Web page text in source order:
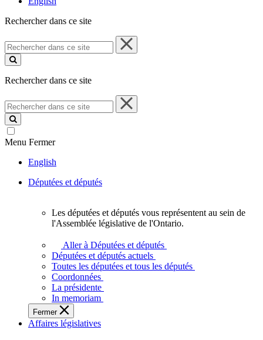
Rechercher dans ce site
Rechercher
dans
ce
Rechercher dans ce site
Rechercher
dans
ce
site
Menu Fermer
English
Députées et députés
députés
vous
représentent
sein
de
l'Assemblée
législative
Les députées et députés vous représentent au sein de
l'Assemblée législative de l'Ontario.
Aller à Députées et députés
Députées et députés actuels
Toutes les députées et tous les députés
Coordonnées
La présidente
In memoriam
Fermer
Affaires législatives